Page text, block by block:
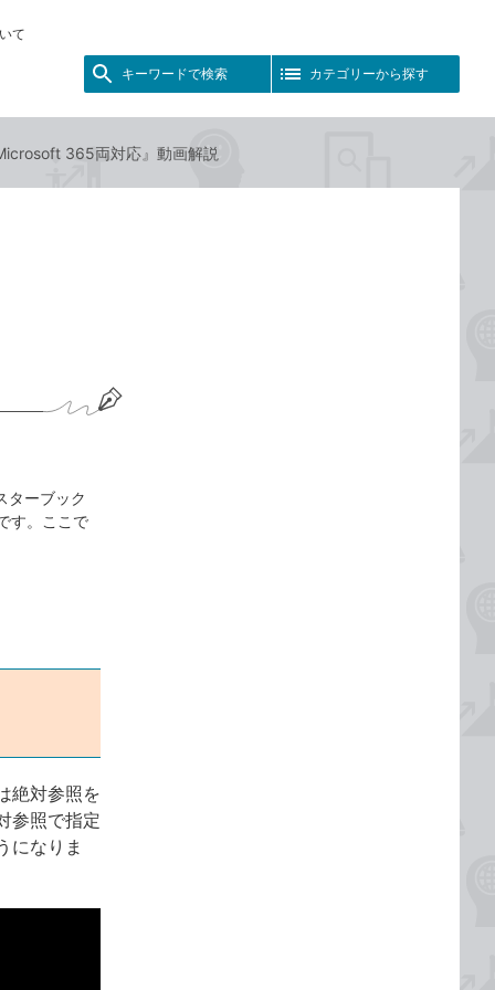
て
キーワードで検索 カテゴリーから探す
365両対応』動画解説
ターブック
す。ここで
絶対参照を
参照で指定
になりま